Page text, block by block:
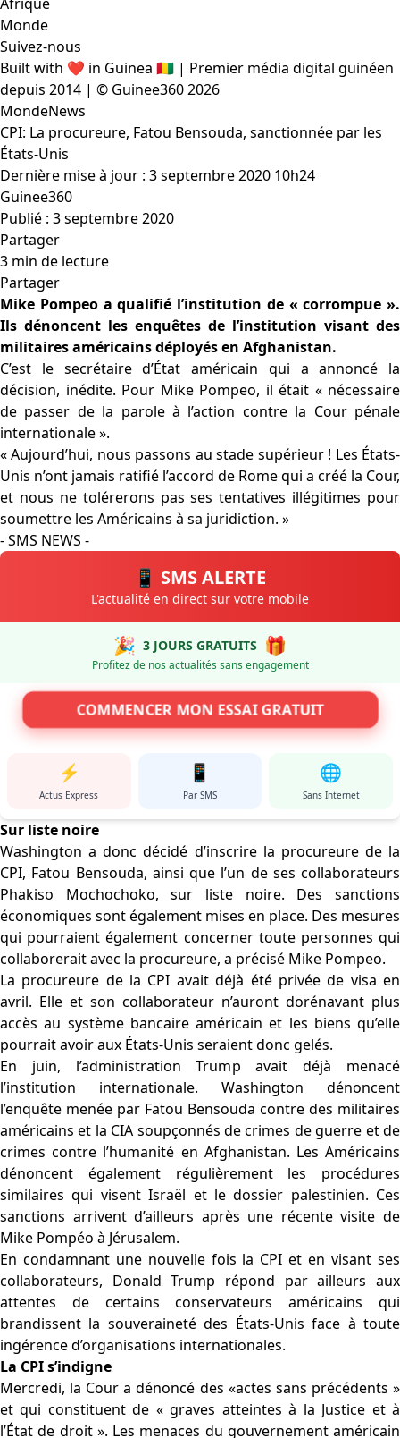
Monde
Suivez-nous
Built with ❤️ in Guinea 🇬🇳 | Premier média digital guinéen
depuis 2014 | © Guinee360 2026
MondeNews
CPI: La procureure, Fatou Bensouda, sanctionnée par les
États-Unis
Dernière mise à jour : 3 septembre 2020 10h24
Guinee360
Publié : 3 septembre 2020
Partager
3 min de lecture
Partager
Mike Pompeo a qualifié l’institution de « corrompue ».
Ils dénoncent les enquêtes de l’institution visant des
militaires américains déployés en Afghanistan.
C’est le secrétaire d’État américain qui a annoncé la
décision, inédite. Pour Mike Pompeo, il était « nécessaire
de passer de la parole à l’action contre la Cour pénale
internationale ».
« Aujourd’hui, nous passons au stade supérieur ! Les États-
Unis n’ont jamais ratifié l’accord de Rome qui a créé la Cour,
et nous ne tolérerons pas ses tentatives illégitimes pour
soumettre les Américains à sa juridiction. »
- SMS NEWS -
📱 SMS ALERTE
L'actualité en direct sur votre mobile
🎉 3 JOURS GRATUITS 🎁
Profitez de nos actualités sans engagement
COMMENCER MON ESSAI GRATUIT
⚡
Actus Express
📱
Par SMS
🌐
Sans Internet
Sur liste noire
Washington a donc décidé d’inscrire la procureure de la
CPI, Fatou Bensouda, ainsi que l’un de ses collaborateurs
Phakiso Mochochoko, sur liste noire. Des sanctions
économiques sont également mises en place. Des mesures
qui pourraient également concerner toute personnes qui
collaborerait avec la procureure, a précisé Mike Pompeo.
La procureure de la CPI avait déjà été privée de visa en
avril. Elle et son collaborateur n’auront dorénavant plus
accès au système bancaire américain et les biens qu’elle
pourrait avoir aux États-Unis seraient donc gelés.
En juin, l’administration Trump avait déjà menacé
l’institution internationale. Washington dénoncent
l’enquête menée par Fatou Bensouda contre des militaires
américains et la CIA soupçonnés de crimes de guerre et de
crimes contre l’humanité en Afghanistan. Les Américains
dénoncent également régulièrement les procédures
similaires qui visent Israël et le dossier palestinien. Ces
sanctions arrivent d’ailleurs après une récente visite de
Mike Pompéo à Jérusalem.
En condamnant une nouvelle fois la CPI et en visant ses
collaborateurs, Donald Trump répond par ailleurs aux
attentes de certains conservateurs américains qui
brandissent la souveraineté des États-Unis face à toute
ingérence d’organisations internationales.
La CPI s’indigne
Mercredi, la Cour a dénoncé des «actes sans précédents »
et qui constituent de « graves atteintes à la Justice et à
l’État de droit ». Les menaces du gouvernement américain